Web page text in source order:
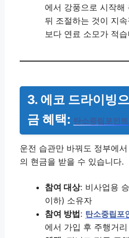
에서 강풍으로 시작해
뒤 조절하는 것이 지
보다 연료 소모가 적
3. 에코 드라이빙
금 혜택: 탄소중립포인트
운전 습관만 바꿔도 정부에
의 현금을 받을 수 있습니다.
참여 대상: 비사업용
이하) 소유자
참여 방법 : 탄소중립포
에서 가입 후 주행거